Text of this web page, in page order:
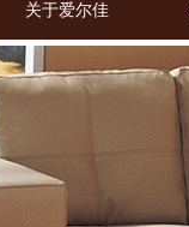
关于爱尔佳